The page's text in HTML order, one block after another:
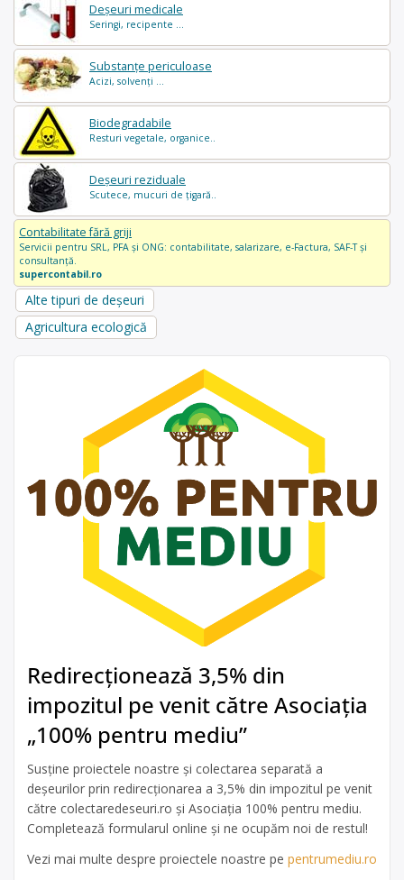
Deșeuri medicale
Seringi, recipente ...
Substanțe periculoase
Acizi, solvenți ...
Biodegradabile
Resturi vegetale, organice..
Deșeuri reziduale
Scutece, mucuri de țigară..
Contabilitate fără griji
Servicii pentru SRL, PFA și ONG: contabilitate, salarizare, e-Factura, SAF-T și
consultanță.
supercontabil.ro
Alte tipuri de deșeuri
Agricultura ecologică
Redirecționează 3,5% din
impozitul pe venit către Asociația
„100% pentru mediu”
Susține proiectele noastre și colectarea separată a
deșeurilor prin redirecționarea a 3,5% din impozitul pe venit
către colectaredeseuri.ro și Asociația 100% pentru mediu.
Completează formularul online și ne ocupăm noi de restul!
Vezi mai multe despre proiectele noastre pe pentrumediu.ro